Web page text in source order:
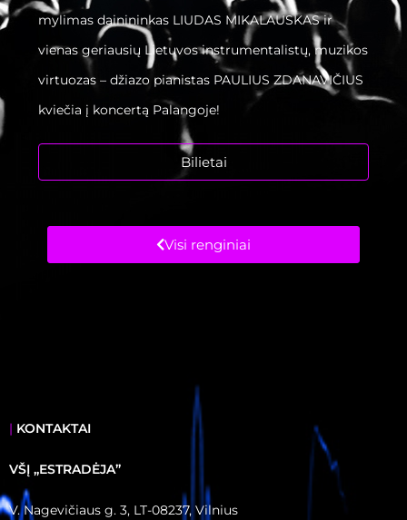
mylimas dainininkas LIUDAS MIKALAUSKAS ir
vienas geriausių Lietuvos instrumentalistų, muzikos
virtuozas – džiazo pianistas PAULIUS ZDANAVIČIUS
kviečia į koncertą Palangoje!
Bilietai
Visi renginiai
| KONTAKTAI
VŠĮ ,,ESTRADĖJA”
V. Nagevičiaus g. 3, LT-08237, Vilnius